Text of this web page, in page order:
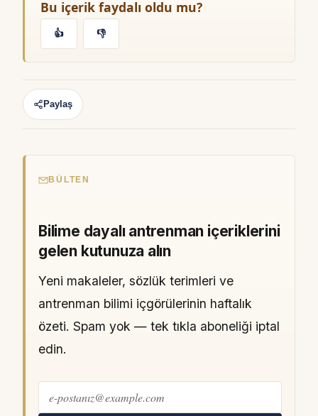
Bu içerik faydalı oldu mu?
👍 👎
Paylaş
BÜLTEN
Bilime dayalı antrenman içeriklerini
gelen kutunuza alın
Yeni makaleler, sözlük terimleri ve
antrenman bilimi içgörülerinin haftalık
özeti. Spam yok — tek tıkla aboneliği iptal
edin.